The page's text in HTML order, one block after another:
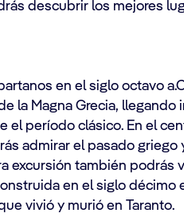
descubrir los mejores
en el siglo octavo
la Magna Grecia, llegando
el período clásico. En el
admirar el pasado griego
excursión también podrás
en el siglo décimo
vivió y murió en Taranto.